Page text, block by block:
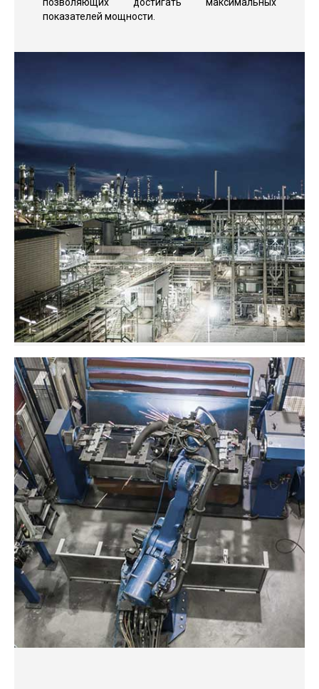
показателей мощности.